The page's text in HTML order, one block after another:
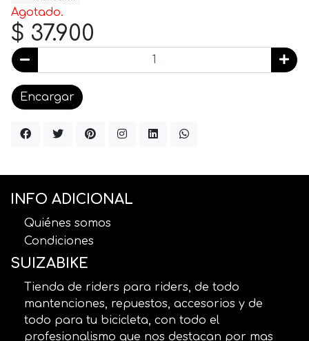
Agotado.
$ 37.900
Encargar
INFO ADICIONAL
Quiénes somos
Condiciones
SUIZABIKE
Tienda de riders para riders, de todo
mantenciones, repuestos, accesorios y de
todo para tu bicicleta, con todo el
profesionalismo que nos destacan por mas